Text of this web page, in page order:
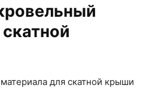
для скатной крыши